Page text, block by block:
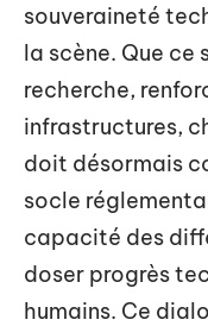
souveraineté
la scène. Que ce
recherche,
infrastructures,
doit désormais
socle
capacité des
doser progrès
humains. Ce